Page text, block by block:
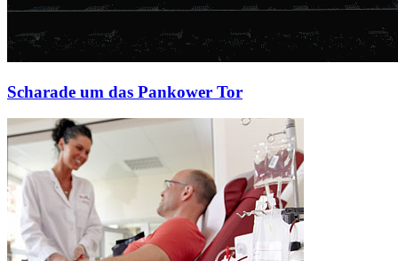
Scharade um das Pankower Tor